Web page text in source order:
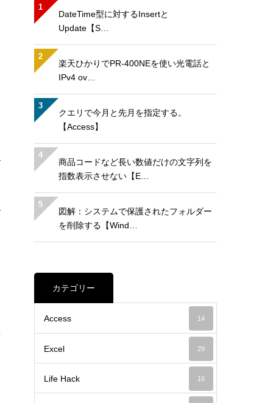
1
DateTime型に対するInsertと
Update【S…
2
楽天ひかりでPR-400NEを使い光電話と
IPv4 ov…
3
クエリで今月と先月を指定する。
【Access】
4
商品コードなど長い数値だけの文字列を
指数表示させない【E…
5
図解：システムで保護されたフォルダー
を削除する【Wind…
カテゴリー
Access 14
Excel 29
Life Hack 16